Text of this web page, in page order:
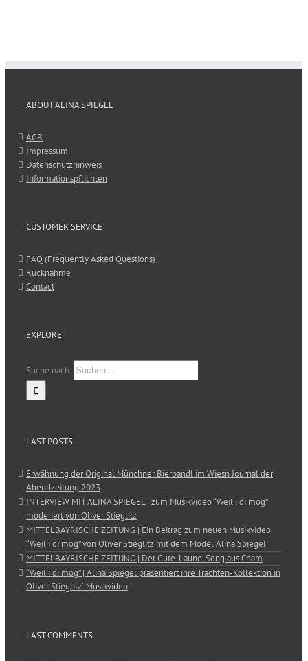
ABOUT ALINA SPIEGEL
AGB
Impressum
Datenschutzhinweis
Informationspflichten
CUSTOMER SERVICE
FAQ (Frequently Asked Questions)
Rücknahme
Contact
EXPLORE
Suche nach:
LAST POSTS
Erwähnung der Original Münchner Bierbandl im Wiesn Journal der
Abendzeitung 2023
INTERVIEW MIT ALINA SPIEGEL | zum Musikvideo “Weil i di mog”
moderiert von Oliver Stieglitz
MITTELBAYRISCHE ZEITUNG | Ein Beitrag zum neuen Musikvideo
“Weil i di mog” von Oliver Stieglitz mit dem Model Alina Spiegel
MITTELBAYRISCHE ZEITUNG | Der Gute-Laune-Song aus Cham
“Weil i di mog” | Alina Spiegel präsentiert ihre Trachten-Kollektion in
Oliver Stieglitz´ Musikvideo
LAST COMMENTS